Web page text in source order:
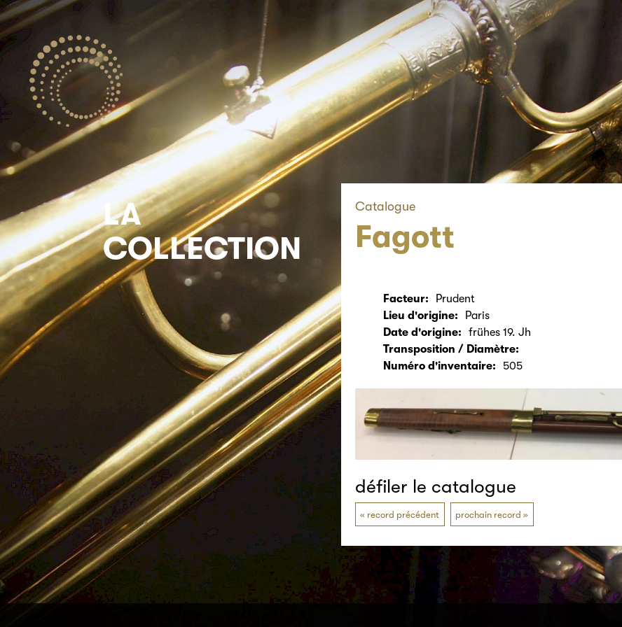
Catalogue
Fagott
Facteur:
Prudent
Lieu d'origine:
Paris
Date d'origine:
frühes 19. Jh
Transposition / Diamètre:
Numéro d'inventaire:
505
défiler le catalogue
record précédent prochain record
LA
COLLECTION